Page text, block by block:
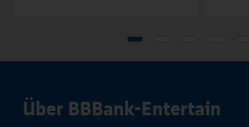
Über BBBank-Entertain